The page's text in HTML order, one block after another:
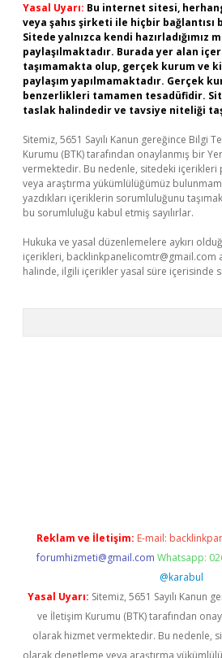
Yasal Uyarı: Bu internet sitesi,
veya şahıs şirketi ile hiçbir bağlantısı
Sitede yalnızca kendi hazırladığımız
paylaşılmaktadır. Burada yer alan
taşımamakta olup, gerçek kurum ve
paylaşım yapılmamaktadır. Gerçek
benzerlikleri tamamen tesadüfidir.
taslak halindedir ve tavsiye niteliği
Sitemiz, 5651 Sayılı Kanun gereğince Bilgi
Kurumu (BTK) tarafından onaylanmış bir
vermektedir. Bu nedenle, sitedeki
veya araştırma yükümlülüğümüz
yazdıkları içeriklerin sorumluluğunu
bu sorumluluğu kabul etmiş sayılırlar.
Hukuka ve yasal düzenlemelere aykırı
içerikleri, backlinkpanelicomtr@gmail.com
halinde, ilgili içerikler yasal süre içerisinde
Reklam ve İletişim: E-mail:
forumhizmeti@gmail.com Whatsapp:
@karabul
Yasal Uyarı: Sitemiz, 5651 Sayılı Kanun
ve İletişim Kurumu (BTK) tarafından
olarak hizmet vermektedir. Bu nedenle,
olarak denetleme veya araştırma